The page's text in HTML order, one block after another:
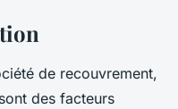
de recouvrement,
sont des facteurs